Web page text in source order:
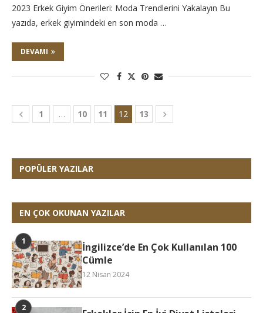
2023 Erkek Giyim Önerileri: Moda Trendlerini Yakalayın Bu
yazıda, erkek giyimindeki en son moda …
DEVAMI
1 … 10 11 12 13
POPÜLER YAZILAR
EN ÇOK OKUNAN YAZILAR
İngilizce’de En Çok Kullanılan 100
Cümle
12 Nisan 2024